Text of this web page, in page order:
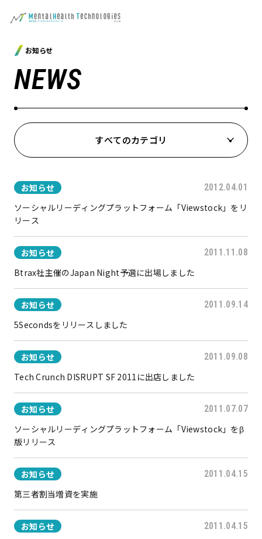
お知らせ
NEWS
すべてのカテゴリ
お知らせ 2012.04.01
ソーシャルリーディングプラットフォーム「Viewstock」をリ
リース
お知らせ 2011.11.08
Btrax社主催のJapan Night予選に出場しました
お知らせ 2011.09.14
5Secondsをリリースしました
お知らせ 2011.09.08
Tech Crunch DISRUPT SF 2011に出店しました
お知らせ 2011.07.07
ソーシャルリーディングプラットフォーム「Viewstock」をβ
版リリース
お知らせ 2011.04.15
第三者割当増資を実施
お知らせ 2011.04.15